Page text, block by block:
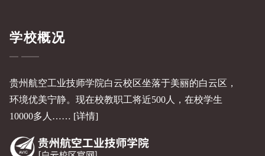
学校概况
贵州航空工业技师学院白云校区坐落于美丽的白云区，
环境优美宁静。现在校教职工将近500人，在校学生
10000多人…… [详情]